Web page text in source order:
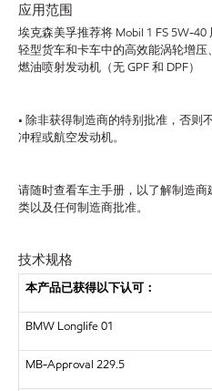
应用范围
埃克森美孚推荐将 Mobil 1 FS 5W-40
轻型货车和卡车中的高效能涡轮增
燃油喷射发动机（无 GPF 和 DPF）
• 除非获得制造商的特别批准，否则
冲程或航空发动机。
请随时查看车主手册，以了解制造
类以及任何制造商批准。
技术规格
本产品已获得以下认可：
BMW Longlife 01
MB-Approval 229.5